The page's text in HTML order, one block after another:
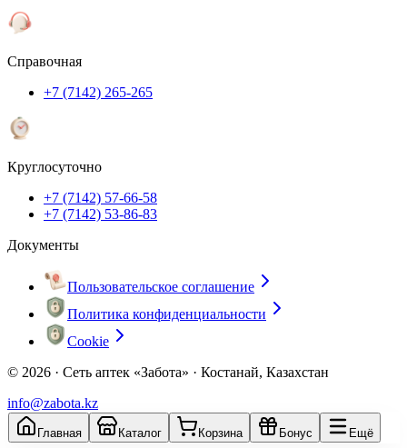
Справочная
+7 (7142) 265-265
Круглосуточно
+7 (7142) 57-66-58
+7 (7142) 53-86-83
Документы
Пользовательское соглашение
Политика конфиденциальности
Cookie
© 2026 · Сеть аптек «Забота» · Костанай, Казахстан
info@zabota.kz
Главная Каталог Корзина Бонус Ещё